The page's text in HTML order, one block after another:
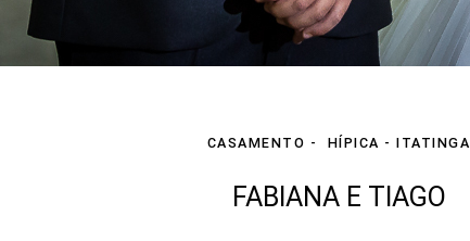
CASAMENTO HÍPICA - ITATINGA
FABIANA E TIAGO